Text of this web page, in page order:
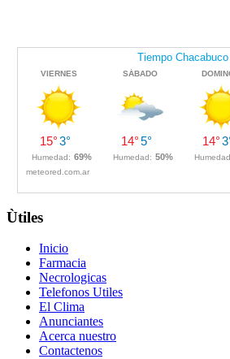
Ùtiles
Inicio
Farmacia
Necrologicas
Telefonos Utiles
El Clima
Anunciantes
Acerca nuestro
Contactenos